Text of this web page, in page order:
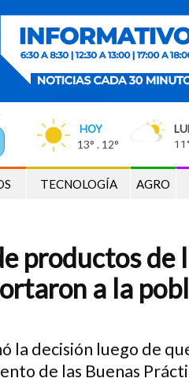
HOY
13° . 12°
TECNOLOGÍA AGRO
productos de
a la
la decisión luego de
de las Buenas